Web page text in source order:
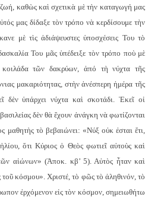
καθὼς καὶ σχετικὰ μὲ τὴν καταγωγή μας
μας δίδαξε τὸν τρόπο νὰ κερδίσουμε τὴν
μὲ τὶς ἀδιάψευστες ὑποσχέσεις Του τὸ
Του μᾶς ὑπέδειξε τὸν τρόπο ποὺ μὲ
τῶν δακρύων, ἀπό τὴ νύχτα τῆς
μακαριότητας, στὴν ἀνέσπερη ἡμέρα τῆς
δὲν ὑπάρχει νύχτα καὶ σκοτάδι. Ἐκεῖ οἱ
δὲν θὰ ἔχουν ἀνάγκη νὰ φωτίζονται
μαθητὴς τὸ βεβαιώνει: «Νύξ οὐκ ἐσται ἔτι,
ὅτι Κύριος ὁ Θεὸς φωτιεῖ αὐτοὺς καὶ
τῶν αἰώνων» (Ἀποκ. κβ’ 5). Αὐτὸς ἦταν καὶ
τοῦ κόσμου». Χριστέ, τὸ φῶς τὸ ἀληθινόν, τὸ
ἐρχόμενον εἰς τὸν κόσμον, σημειωθήτω